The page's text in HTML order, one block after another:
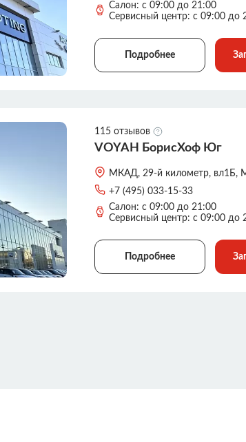
Салон: с 09:00 до 21:00
Сервисный центр: с 09:00 до
Подробнее
115 отзывов
VOYAH БорисХоф Юг
МКАД, 29-й километр, вл1Б,
+7 (495) 033-15-33
Салон: с 09:00 до 21:00
Сервисный центр: с 09:00 до
Подробнее